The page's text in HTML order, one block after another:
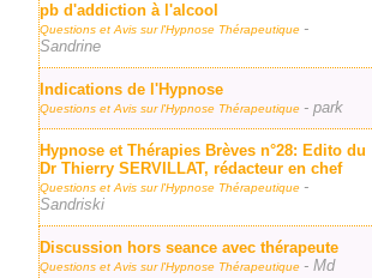
pb d'addiction à l'alcool
Questions et Avis sur l'Hypnose Thérapeutique -
Sandrine
Indications de l'Hypnose
Questions et Avis sur l'Hypnose Thérapeutique - park
Hypnose et Thérapies Brèves n°28: Edito du
Dr Thierry SERVILLAT, rédacteur en chef
Questions et Avis sur l'Hypnose Thérapeutique -
Sandriski
Discussion hors seance avec thérapeute
Questions et Avis sur l'Hypnose Thérapeutique - Md